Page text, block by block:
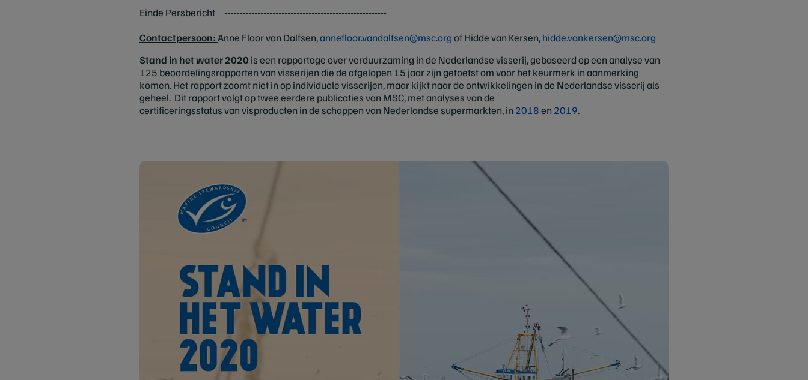
Einde Persbericht ------------------------------------------------------
Contactpersoon:Anne Floor van Dalfsen,annefloor.vandalfsen@msc.orgof Hidde van Kersen,hidde.vankersen@msc.org
Stand in het water 2020 is een rapportage over verduurzaming in de Nederlandse visserij, gebaseerd op een analyse van
125 beoordelingsrapporten van visserijen die de afgelopen 15 jaar zijn getoetst om voor het keurmerk in aanmerking
komen. Het rapport zoomt niet in op individuele visserijen, maar kijkt naar de ontwikkelingen in de Nederlandse visserij als
geheel. Dit rapport volgt op twee eerdere publicaties van MSC, met analyses van de
certificeringsstatus van visproducten in de schappen van Nederlandse supermarkten, in 2018en 2019.